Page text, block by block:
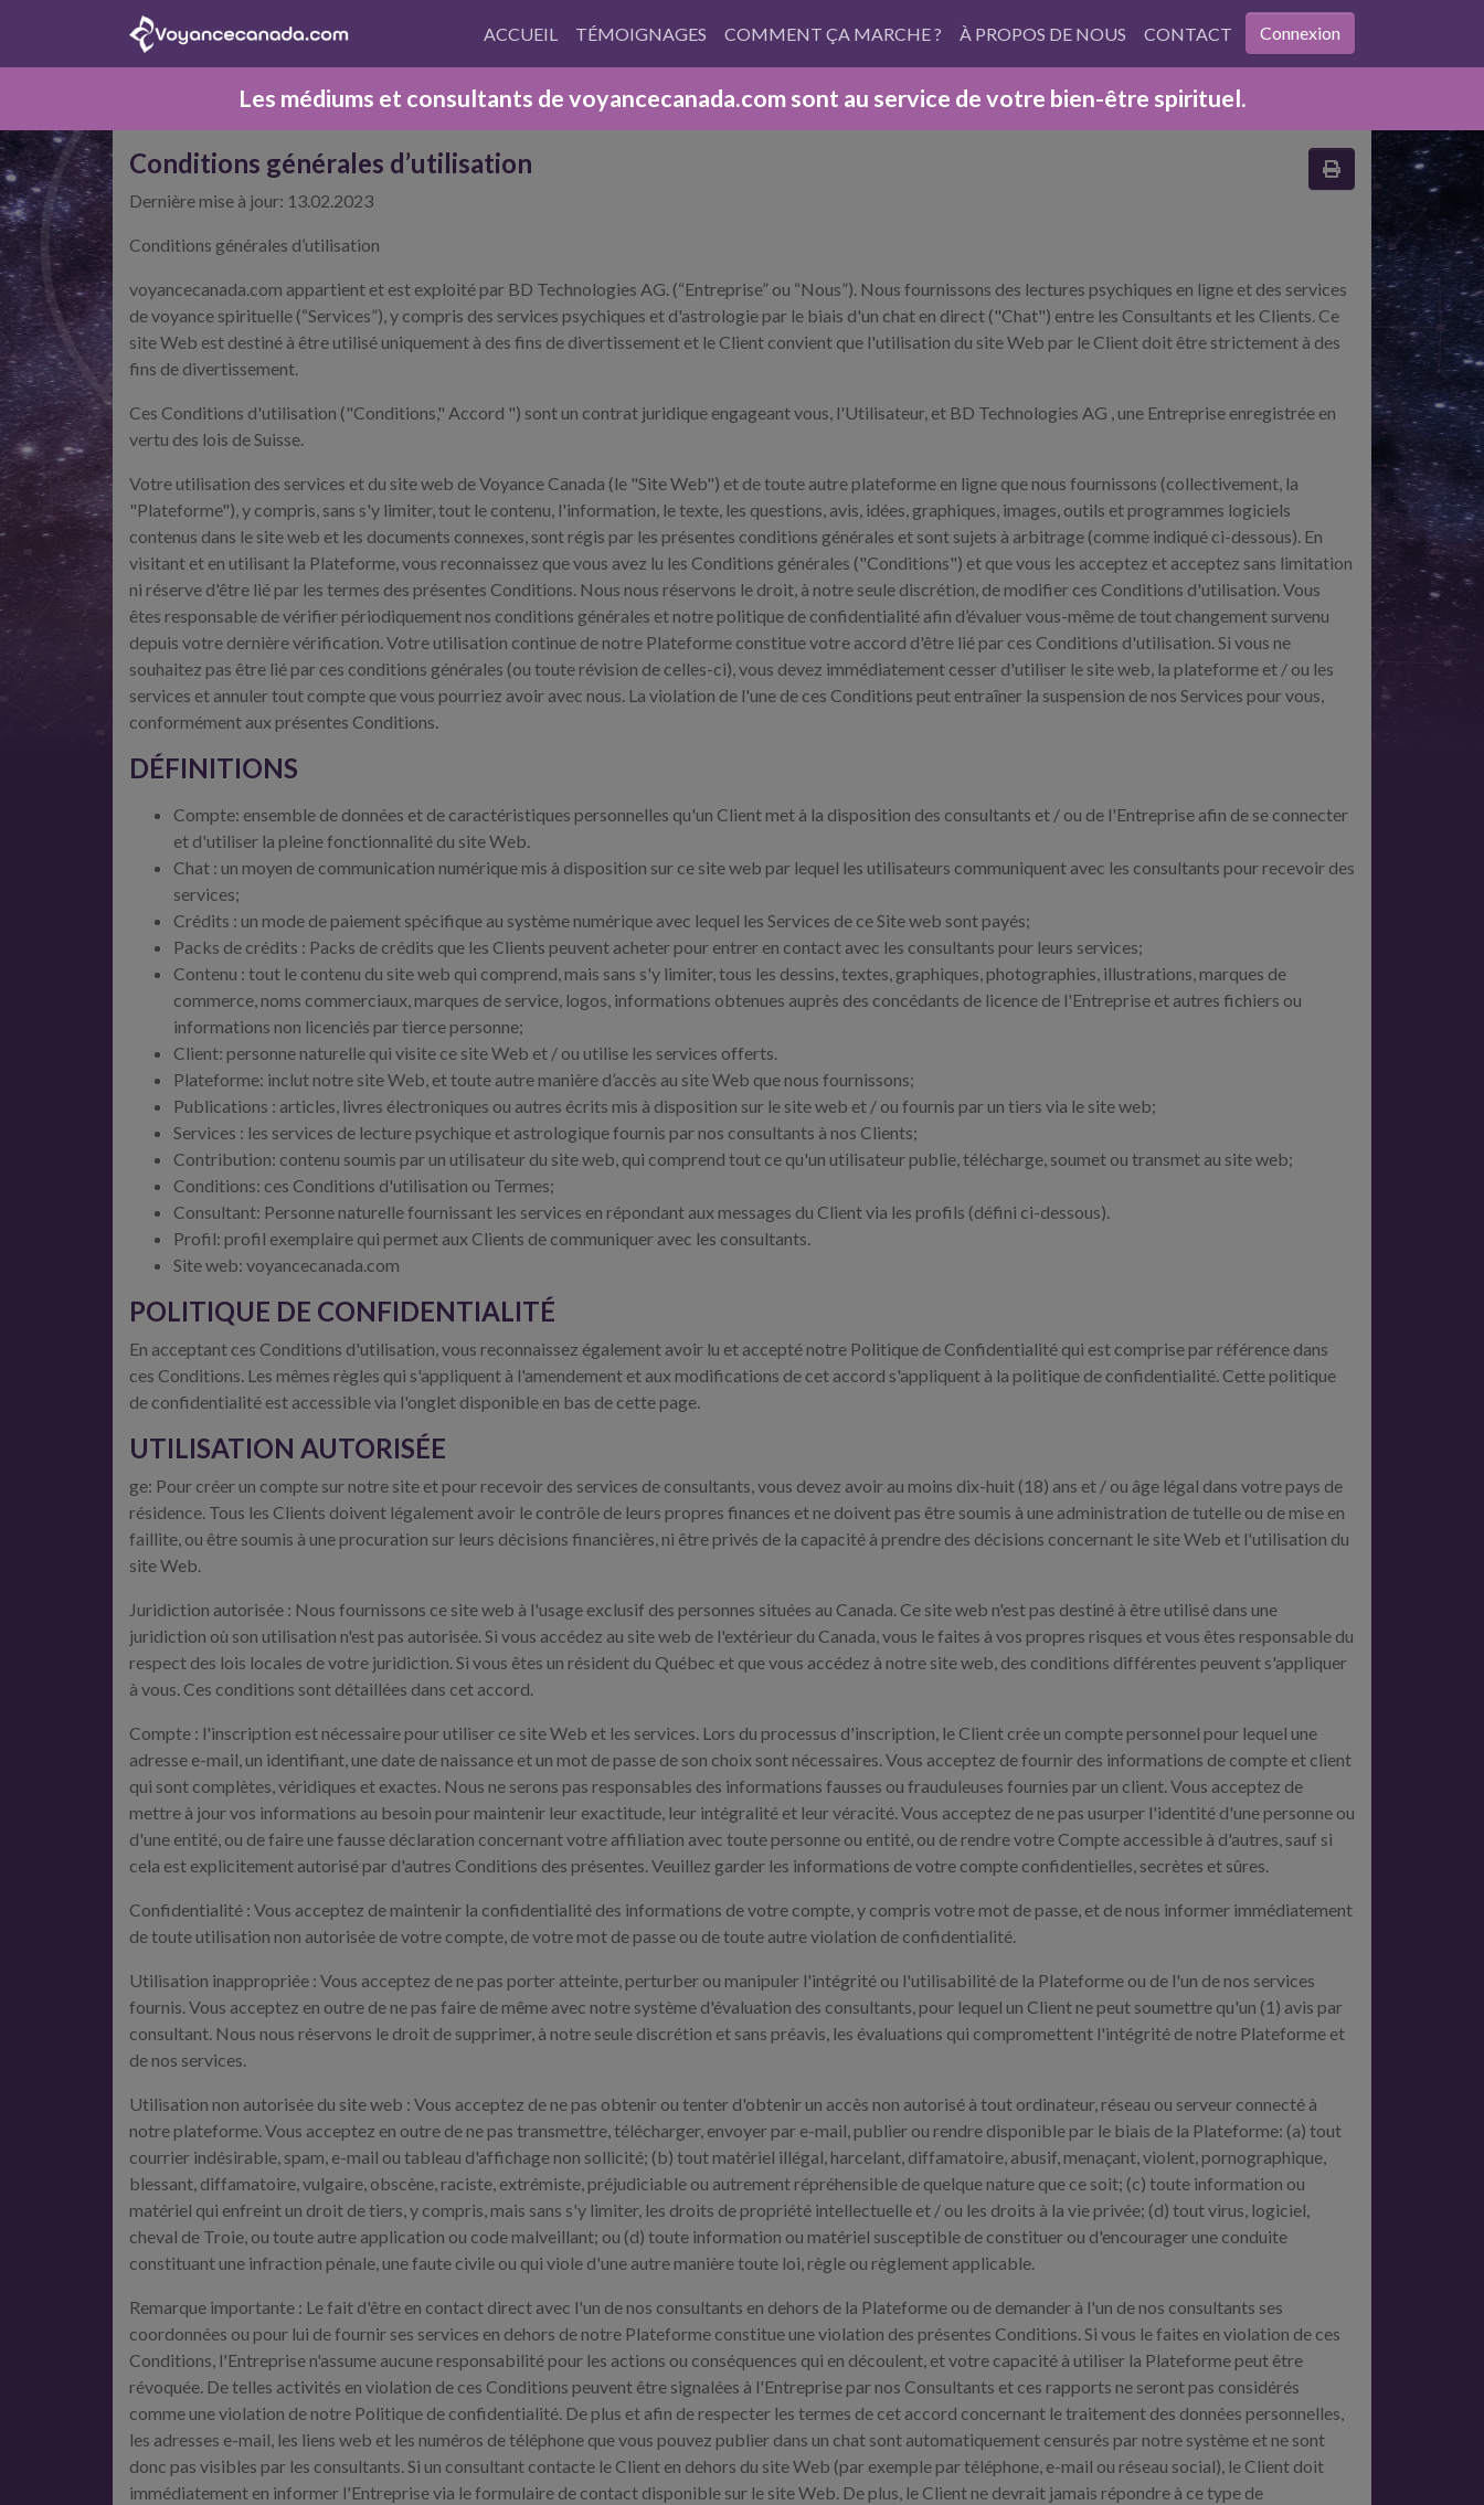
ACCUEIL TÉMOIGNAGES COMMENT ÇA MARCHE ? À PROPOS DE NOUS CONTACT Connexion
Les médiums et consultants de voyancecanada.com sont au service de votre bien-être spirituel.
Conditions générales d’utilisation
Dernière mise à jour: 13.02.2023
Conditions générales d’utilisation
voyancecanada.com appartient et est exploité par BD Technologies AG. (“Entreprise” ou “Nous”). Nous fournissons des lectures psychiques en ligne et des services
de voyance spirituelle (“Services”), y compris des services psychiques et d'astrologie par le biais d'un chat en direct ("Chat") entre les Consultants et les Clients. Ce
site Web est destiné à être utilisé uniquement à des fins de divertissement et le Client convient que l'utilisation du site Web par le Client doit être strictement à des
fins de divertissement.
Ces Conditions d'utilisation ("Conditions," Accord ") sont un contrat juridique engageant vous, l'Utilisateur, et BD Technologies AG , une Entreprise enregistrée en
vertu des lois de Suisse.
Votre utilisation des services et du site web de Voyance Canada (le "Site Web") et de toute autre plateforme en ligne que nous fournissons (collectivement, la
"Plateforme"), y compris, sans s'y limiter, tout le contenu, l'information, le texte, les questions, avis, idées, graphiques, images, outils et programmes logiciels
contenus dans le site web et les documents connexes, sont régis par les présentes conditions générales et sont sujets à arbitrage (comme indiqué ci-dessous). En
visitant et en utilisant la Plateforme, vous reconnaissez que vous avez lu les Conditions générales ("Conditions") et que vous les acceptez et acceptez sans limitation
ni réserve d'être lié par les termes des présentes Conditions. Nous nous réservons le droit, à notre seule discrétion, de modifier ces Conditions d'utilisation. Vous
êtes responsable de vérifier périodiquement nos conditions générales et notre politique de confidentialité afin d’évaluer vous-même de tout changement survenu
depuis votre dernière vérification. Votre utilisation continue de notre Plateforme constitue votre accord d'être lié par ces Conditions d'utilisation. Si vous ne
souhaitez pas être lié par ces conditions générales (ou toute révision de celles-ci), vous devez immédiatement cesser d'utiliser le site web, la plateforme et / ou les
services et annuler tout compte que vous pourriez avoir avec nous. La violation de l'une de ces Conditions peut entraîner la suspension de nos Services pour vous,
conformément aux présentes Conditions.
DÉFINITIONS
Compte: ensemble de données et de caractéristiques personnelles qu'un Client met à la disposition des consultants et / ou de l'Entreprise afin de se connecter
et d'utiliser la pleine fonctionnalité du site Web.
Chat : un moyen de communication numérique mis à disposition sur ce site web par lequel les utilisateurs communiquent avec les consultants pour recevoir des
services;
Crédits : un mode de paiement spécifique au système numérique avec lequel les Services de ce Site web sont payés;
Packs de crédits : Packs de crédits que les Clients peuvent acheter pour entrer en contact avec les consultants pour leurs services;
Contenu : tout le contenu du site web qui comprend, mais sans s'y limiter, tous les dessins, textes, graphiques, photographies, illustrations, marques de
commerce, noms commerciaux, marques de service, logos, informations obtenues auprès des concédants de licence de l'Entreprise et autres fichiers ou
informations non licenciés par tierce personne;
Client: personne naturelle qui visite ce site Web et / ou utilise les services offerts.
Plateforme: inclut notre site Web, et toute autre manière d’accès au site Web que nous fournissons;
Publications : articles, livres électroniques ou autres écrits mis à disposition sur le site web et / ou fournis par un tiers via le site web;
Services : les services de lecture psychique et astrologique fournis par nos consultants à nos Clients;
Contribution: contenu soumis par un utilisateur du site web, qui comprend tout ce qu'un utilisateur publie, télécharge, soumet ou transmet au site web;
Conditions: ces Conditions d'utilisation ou Termes;
Consultant: Personne naturelle fournissant les services en répondant aux messages du Client via les profils (défini ci-dessous).
Profil: profil exemplaire qui permet aux Clients de communiquer avec les consultants.
Site web: voyancecanada.com
POLITIQUE DE CONFIDENTIALITÉ
En acceptant ces Conditions d'utilisation, vous reconnaissez également avoir lu et accepté notre Politique de Confidentialité qui est comprise par référence dans
ces Conditions. Les mêmes règles qui s'appliquent à l'amendement et aux modifications de cet accord s'appliquent à la politique de confidentialité. Cette politique
de confidentialité est accessible via l'onglet disponible en bas de cette page.
UTILISATION AUTORISÉE
ge: Pour créer un compte sur notre site et pour recevoir des services de consultants, vous devez avoir au moins dix-huit (18) ans et / ou âge légal dans votre pays de
résidence. Tous les Clients doivent légalement avoir le contrôle de leurs propres finances et ne doivent pas être soumis à une administration de tutelle ou de mise en
faillite, ou être soumis à une procuration sur leurs décisions financières, ni être privés de la capacité à prendre des décisions concernant le site Web et l'utilisation du
site Web.
Juridiction autorisée : Nous fournissons ce site web à l'usage exclusif des personnes situées au Canada. Ce site web n'est pas destiné à être utilisé dans une
juridiction où son utilisation n'est pas autorisée. Si vous accédez au site web de l'extérieur du Canada, vous le faites à vos propres risques et vous êtes responsable du
respect des lois locales de votre juridiction. Si vous êtes un résident du Québec et que vous accédez à notre site web, des conditions différentes peuvent s'appliquer
à vous. Ces conditions sont détaillées dans cet accord.
Compte : l'inscription est nécessaire pour utiliser ce site Web et les services. Lors du processus d'inscription, le Client crée un compte personnel pour lequel une
adresse e-mail, un identifiant, une date de naissance et un mot de passe de son choix sont nécessaires. Vous acceptez de fournir des informations de compte et client
qui sont complètes, véridiques et exactes. Nous ne serons pas responsables des informations fausses ou frauduleuses fournies par un client. Vous acceptez de
mettre à jour vos informations au besoin pour maintenir leur exactitude, leur intégralité et leur véracité. Vous acceptez de ne pas usurper l'identité d'une personne ou
d'une entité, ou de faire une fausse déclaration concernant votre affiliation avec toute personne ou entité, ou de rendre votre Compte accessible à d'autres, sauf si
cela est explicitement autorisé par d'autres Conditions des présentes. Veuillez garder les informations de votre compte confidentielles, secrètes et sûres.
Confidentialité : Vous acceptez de maintenir la confidentialité des informations de votre compte, y compris votre mot de passe, et de nous informer immédiatement
de toute utilisation non autorisée de votre compte, de votre mot de passe ou de toute autre violation de confidentialité.
Utilisation inappropriée : Vous acceptez de ne pas porter atteinte, perturber ou manipuler l'intégrité ou l'utilisabilité de la Plateforme ou de l'un de nos services
fournis. Vous acceptez en outre de ne pas faire de même avec notre système d'évaluation des consultants, pour lequel un Client ne peut soumettre qu'un (1) avis par
consultant. Nous nous réservons le droit de supprimer, à notre seule discrétion et sans préavis, les évaluations qui compromettent l'intégrité de notre Plateforme et
de nos services.
Utilisation non autorisée du site web : Vous acceptez de ne pas obtenir ou tenter d'obtenir un accès non autorisé à tout ordinateur, réseau ou serveur connecté à
notre plateforme. Vous acceptez en outre de ne pas transmettre, télécharger, envoyer par e-mail, publier ou rendre disponible par le biais de la Plateforme: (a) tout
courrier indésirable, spam, e-mail ou tableau d'affichage non sollicité; (b) tout matériel illégal, harcelant, diffamatoire, abusif, menaçant, violent, pornographique,
blessant, diffamatoire, vulgaire, obscène, raciste, extrémiste, préjudiciable ou autrement répréhensible de quelque nature que ce soit; (c) toute information ou
matériel qui enfreint un droit de tiers, y compris, mais sans s'y limiter, les droits de propriété intellectuelle et / ou les droits à la vie privée; (d) tout virus, logiciel,
cheval de Troie, ou toute autre application ou code malveillant; ou (d) toute information ou matériel susceptible de constituer ou d'encourager une conduite
constituant une infraction pénale, une faute civile ou qui viole d'une autre manière toute loi, règle ou règlement applicable.
Remarque importante : Le fait d'être en contact direct avec l'un de nos consultants en dehors de la Plateforme ou de demander à l'un de nos consultants ses
coordonnées ou pour lui de fournir ses services en dehors de notre Plateforme constitue une violation des présentes Conditions. Si vous le faites en violation de ces
Conditions, l'Entreprise n'assume aucune responsabilité pour les actions ou conséquences qui en découlent, et votre capacité à utiliser la Plateforme peut être
révoquée. De telles activités en violation de ces Conditions peuvent être signalées à l'Entreprise par nos Consultants et ces rapports ne seront pas considérés
comme une violation de notre Politique de confidentialité. De plus et afin de respecter les termes de cet accord concernant le traitement des données personnelles,
les adresses e-mail, les liens web et les numéros de téléphone que vous pouvez publier dans un chat sont automatiquement censurés par notre système et ne sont
donc pas visibles par les consultants. Si un consultant contacte le Client en dehors du site Web (par exemple par téléphone, e-mail ou réseau social), le Client doit
immédiatement en informer l'Entreprise via le formulaire de contact disponible sur le site Web. De plus, le Client ne devrait jamais répondre à ce type de